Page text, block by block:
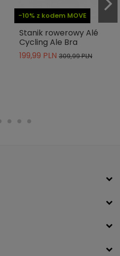
-10% z kodem MOVE
Stanik rowerowy Alé
Cycling Ale Bra
199,99 PLN 309,99 PLN